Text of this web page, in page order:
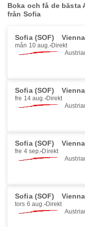
Boka och få de bästa
från Sofia
Sofia (SOF)
mån 10 aug. Direkt
Sofia (SOF)
fre 14 aug. Direkt
Sofia (SOF)
fre 4 sep. Direkt
Sofia (SOF)
tors 6 aug. Direkt